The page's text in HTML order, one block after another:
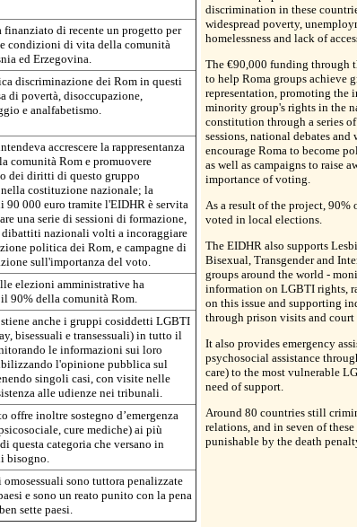
finanziato di recente un progetto per
condizioni di vita della comunità
ed Erzegovina.
discriminazione dei Rom in questi
di povertà, disoccupazione,
e analfabetismo.
accrescere la rappresentanza
comunità Rom e promuovere
dei diritti di questo gruppo
costituzione nazionale; la
90 000 euro tramite l'EIDHR è servita
una serie di sessioni di formazione,
dibattiti nazionali volti a incoraggiare
politica dei Rom, e campagne di
sull'importanza del voto.
elezioni amministrative ha
90% della comunità Rom.
anche i gruppi cosiddetti LGBTI
bisessuali e transessuali) in tutto il
le informazioni sui loro
l'opinione pubblica sul
singoli casi, con visite nelle
alle udienze nei tribunali.
offre inoltre sostegno d’emergenza
cure mediche) ai più
questa categoria che versano in
bisogno.
sono tuttora penalizzate
e sono un reato punito con la pena
sette paesi.
discrimination in these
widespread poverty,
homelessness and lack of
The €90,000 funding through
to help Roma groups achieve
representation, promoting the
minority group's rights in the
constitution through a series
sessions, national debates and
encourage Roma to become
as well as campaigns to raise
importance of voting.
As a result of the project, 90%
voted in local elections.
The EIDHR also supports
Bisexual, Transgender and
groups around the world -
information on LGBTI rights,
on this issue and supporting
through prison visits and court
It also provides emergency
psychosocial assistance
care) to the most vulnerable
need of support.
Around 80 countries still
relations, and in seven of
punishable by the death